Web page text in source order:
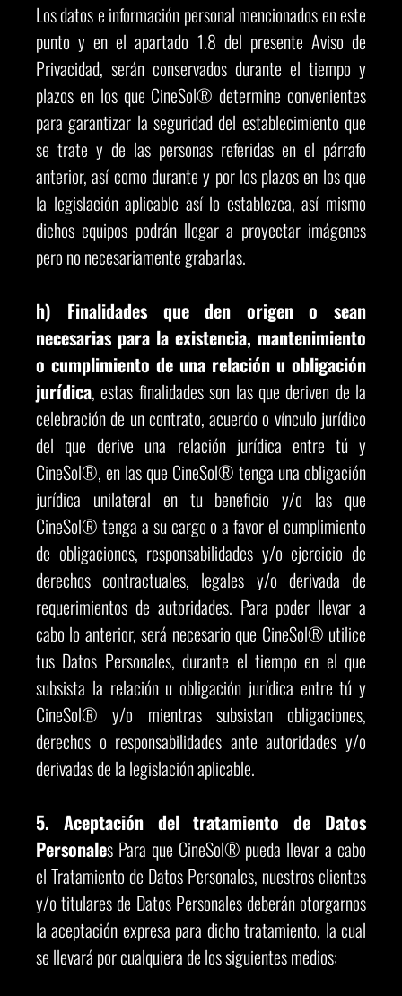
Los datos e información personal mencionados en este
punto y en el apartado 1.8 del presente Aviso de
Privacidad, serán conservados durante el tiempo y
plazos en los que CineSol® determine convenientes
para garantizar la seguridad del establecimiento que
se trate y de las personas referidas en el párrafo
anterior, así como durante y por los plazos en los que
la legislación aplicable así lo establezca, así mismo
dichos equipos podrán llegar a proyectar imágenes
pero no necesariamente grabarlas.
h) Finalidades que den origen o sean
necesarias para la existencia, mantenimiento
o cumplimiento de una relación u obligación
jurídica, estas finalidades son las que deriven de la
celebración de un contrato, acuerdo o vínculo jurídico
del que derive una relación jurídica entre tú y
CineSol®, en las que CineSol® tenga una obligación
jurídica unilateral en tu beneficio y/o las que
CineSol® tenga a su cargo o a favor el cumplimiento
de obligaciones, responsabilidades y/o ejercicio de
derechos contractuales, legales y/o derivada de
requerimientos de autoridades. Para poder llevar a
cabo lo anterior, será necesario que CineSol® utilice
tus Datos Personales, durante el tiempo en el que
subsista la relación u obligación jurídica entre tú y
CineSol® y/o mientras subsistan obligaciones,
derechos o responsabilidades ante autoridades y/o
derivadas de la legislación aplicable.
5. Aceptación del tratamiento de Datos
Personales Para que CineSol® pueda llevar a cabo
el Tratamiento de Datos Personales, nuestros clientes
y/o titulares de Datos Personales deberán otorgarnos
la aceptación expresa para dicho tratamiento, la cual
se llevará por cualquiera de los siguientes medios: